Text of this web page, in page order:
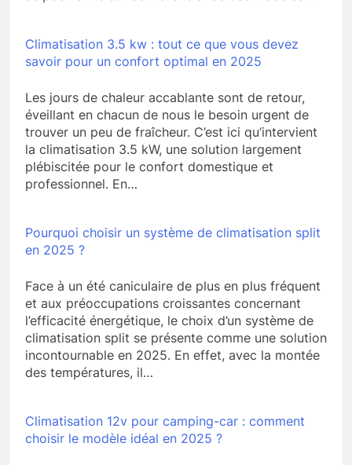
Climatisation 3.5 kw : tout ce que vous devez
savoir pour un confort optimal en 2025
Les jours de chaleur accablante sont de retour,
éveillant en chacun de nous le besoin urgent de
trouver un peu de fraîcheur. C’est ici qu’intervient
la climatisation 3.5 kW, une solution largement
plébiscitée pour le confort domestique et
professionnel. En…
Pourquoi choisir un système de climatisation split
en 2025 ?
Face à un été caniculaire de plus en plus fréquent
et aux préoccupations croissantes concernant
l’efficacité énergétique, le choix d’un système de
climatisation split se présente comme une solution
incontournable en 2025. En effet, avec la montée
des températures, il…
Climatisation 12v pour camping-car : comment
choisir le modèle idéal en 2025 ?